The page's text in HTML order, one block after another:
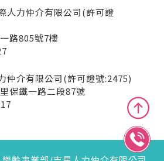
人力仲介有限公司(許可證
路805號7樓
仲介有限公司(許可證號:2475)
保鐵一路二段87號